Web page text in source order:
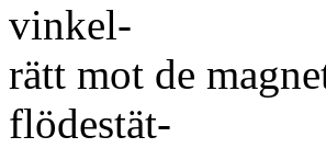
vinkel-
rätt mot de
flödestät-